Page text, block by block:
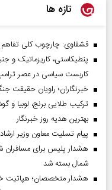
تازه ها
قشقاوی: چارچوب کلی
پنطیکاستی، کاریزماتیک و
کاربست سیاسی در عصر
خبرنگاران؛ راویان حقیقت
ترکیب طلایی برنج، لوبیا
بهترین هدیه روز خبرنگار
پیام تسلیت معاون وزیر
هشدار پلیس برای مسافران
شمال بسته شد
هشدار متخصصان؛ هپاتیت